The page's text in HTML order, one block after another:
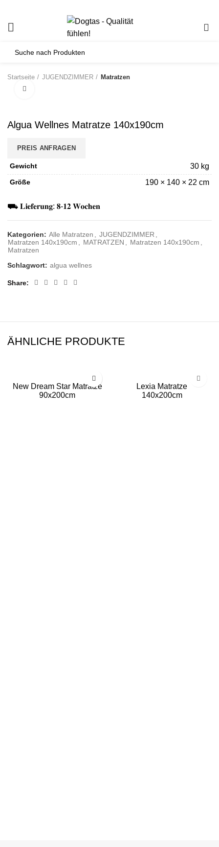
Startseite JUGENDZIMMER
Matratzen
Algua Wellnes Matratze 140x190cm
PREIS ANFRAGEN
Gewicht 30 kg
Größe 190 × 140 × 22 cm
⛟ 𝐋𝐢𝐞𝐟𝐞𝐫𝐮𝐧𝐠: 𝟖-𝟏𝟐 𝐖𝐨𝐜𝐡𝐞𝐧
Kategorien: Alle Matratzen JUGENDZIMMER
Matratzen 140x190cm
MATRATZEN Matratzen 140x190cm
Matratzen
Schlagwort: algua wellnes
Share
ÄHNLICHE PRODUKTE
New Dream Star Matratze
90x200cm
Lexia Matratze
140x200cm